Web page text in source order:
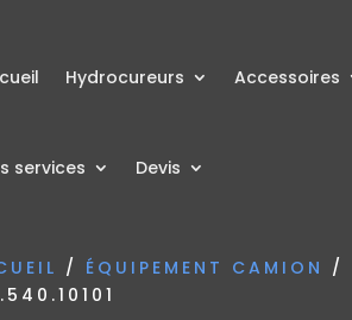
Hydrocureurs Accessoires
services Devis
/ ÉQUIPEMENT CAMION /